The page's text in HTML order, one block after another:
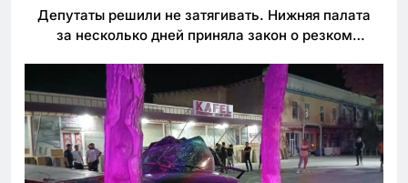
Депутаты решили не затягивать. Нижняя палата
за несколько дней приняла закон о резком